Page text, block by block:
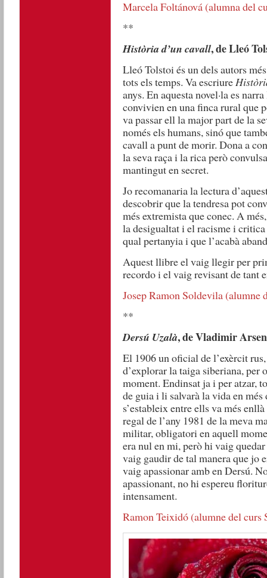
Marcela Foltánová (alumna del
**
Història d’un cavall, de Lleó
Lleó Tolstoi és un dels autors
tots els temps. Va escriure
anys. En aquesta novel·la es
convivien en una finca rural que
va passar ell la major part de la
només els humans, sinó que
cavall a punt de morir. Dona a
la seva raça i la rica però
mantingut en secret.
Jo recomanaria la lectura
descobrir que la tendresa pot
més extremista que conec. A
la desigualtat i el racisme i
qual pertanyia i que l’acabà
Aquest llibre el vaig llegir per
recordo i el vaig revisant de tant
Josep Ramon Soldevila (alumne
**
Dersú Uzalà, de Vladimir
El 1906 un oficial de l’exèrcit
d’explorar la taiga siberiana, per
moment. Endinsat ja i per atzar,
de guia i li salvarà la vida en més
s’estableix entre ells va més
regal de l’any 1981 de la meva
militar, obligatori en aquell
era nul en mi, però hi vaig
vaig gaudir de tal manera que jo
vaig apassionar amb en Dersú.
apassionant, no hi espereu
intensament.
Ramon Teixidó (alumne del curs